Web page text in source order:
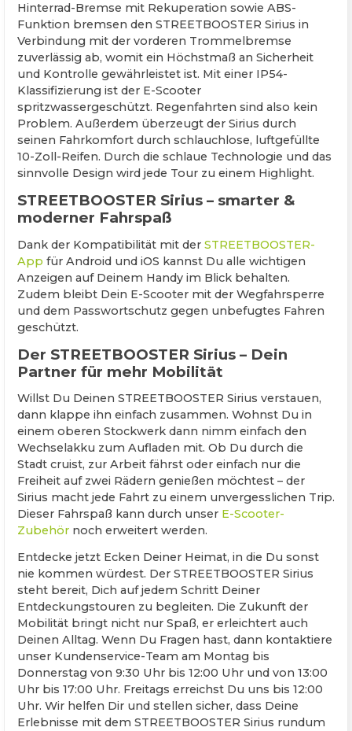
Hinterrad-Bremse mit Rekuperation sowie ABS-
Funktion bremsen den STREETBOOSTER Sirius in
Verbindung mit der vorderen Trommelbremse
zuverlässig ab, womit ein Höchstmaß an Sicherheit
und Kontrolle gewährleistet ist. Mit einer IP54-
Klassifizierung ist der E-Scooter
spritzwassergeschützt. Regenfahrten sind also kein
Problem. Außerdem überzeugt der Sirius durch
seinen Fahrkomfort durch schlauchlose, luftgefüllte
10-Zoll-Reifen. Durch die schlaue Technologie und das
sinnvolle Design wird jede Tour zu einem Highlight.
STREETBOOSTER Sirius – smarter &
moderner Fahrspaß
Dank der Kompatibilität mit der STREETBOOSTER-
App für Android und iOS kannst Du alle wichtigen
Anzeigen auf Deinem Handy im Blick behalten.
Zudem bleibt Dein E-Scooter mit der Wegfahrsperre
und dem Passwortschutz gegen unbefugtes Fahren
geschützt.
Der STREETBOOSTER Sirius – Dein
Partner für mehr Mobilität
Willst Du Deinen STREETBOOSTER Sirius verstauen,
dann klappe ihn einfach zusammen. Wohnst Du in
einem oberen Stockwerk dann nimm einfach den
Wechselakku zum Aufladen mit. Ob Du durch die
Stadt cruist, zur Arbeit fährst oder einfach nur die
Freiheit auf zwei Rädern genießen möchtest – der
Sirius macht jede Fahrt zu einem unvergesslichen Trip.
Dieser Fahrspaß kann durch unser E-Scooter-
Zubehör noch erweitert werden.
Entdecke jetzt Ecken Deiner Heimat, in die Du sonst
nie kommen würdest. Der STREETBOOSTER Sirius
steht bereit, Dich auf jedem Schritt Deiner
Entdeckungstouren zu begleiten. Die Zukunft der
Mobilität bringt nicht nur Spaß, er erleichtert auch
Deinen Alltag. Wenn Du Fragen hast, dann kontaktiere
unser Kundenservice-Team am Montag bis
Donnerstag von 9:30 Uhr bis 12:00 Uhr und von 13:00
Uhr bis 17:00 Uhr. Freitags erreichst Du uns bis 12:00
Uhr. Wir helfen Dir und stellen sicher, dass Deine
Erlebnisse mit dem STREETBOOSTER Sirius rundum